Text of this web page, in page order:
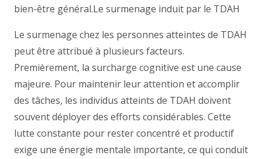
bien-être général.Le surmenage induit par le TDAH
Le surmenage chez les personnes atteintes de TDAH
peut être attribué à plusieurs facteurs.
Premièrement, la surcharge cognitive est une cause
majeure. Pour maintenir leur attention et accomplir
des tâches, les individus atteints de TDAH doivent
souvent déployer des efforts considérables. Cette
lutte constante pour rester concentré et productif
exige une énergie mentale importante, ce qui conduit